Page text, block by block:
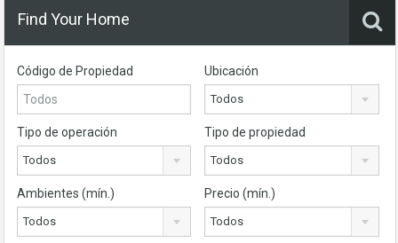
Find Your Home
Código de Propiedad Ubicación
Todos
Tipo de operación
Todos
Tipo de propiedad
Todos
Ambientes (mín.)
Todos
Precio (mín.)
Todos